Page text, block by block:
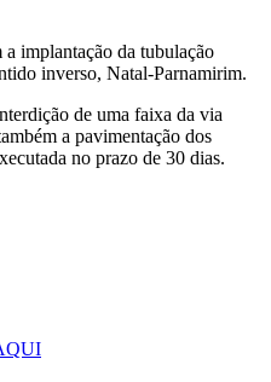
implantação da tubulação
inverso, Natal-Parnamirim.
de uma faixa da via
a pavimentação dos
no prazo de 30 dias.